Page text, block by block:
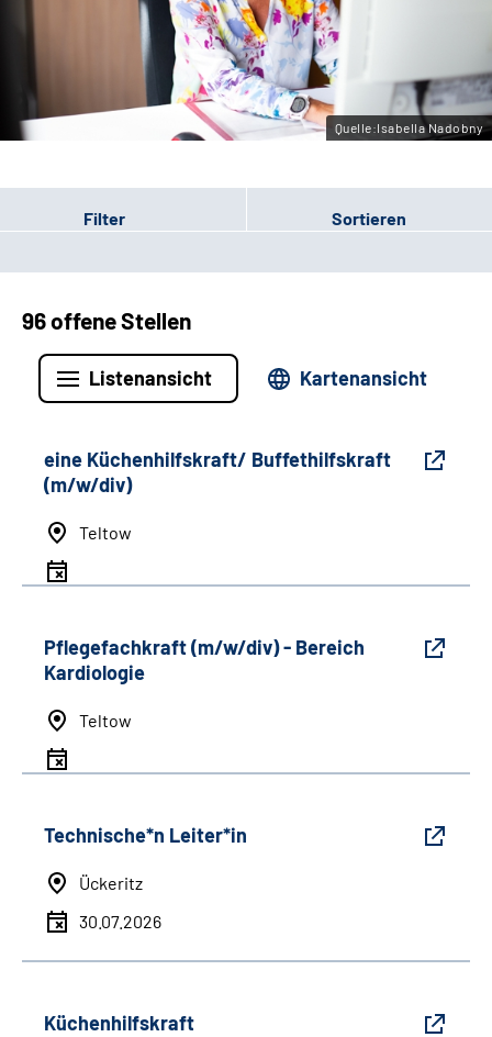
Gebärdensprache
Leichte Sprache
Quelle:Isabella Nadobny
Filter Sortieren
96 offene Stellen
Listenansicht Kartenansicht
eine Küchenhilfskraft/ Buffethilfskraft
(m/w/div)
Teltow
Pflegefachkraft (m/w/div) - Bereich
Kardiologie
Teltow
Technische*n Leiter*in
Ückeritz
30.07.2026
Küchenhilfskraft